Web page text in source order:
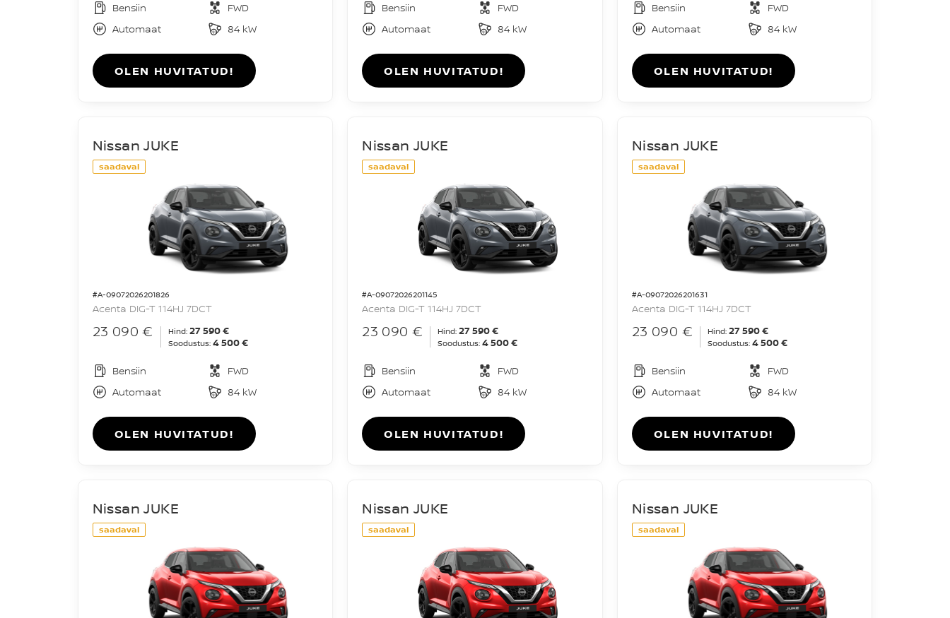
Bensiin
FWD
Automaat
84 kW
OLEN HUVITATUD!
Bensiin
FWD
Automaat
84 kW
OLEN HUVITATUD!
Bensiin
FWD
Automaat
84 kW
OLEN HUVITATUD!
saadaval
#A-09072026201826
Nissan JUKE
Acenta DIG-T 114HJ 7DCT
23 090 € Hind: 27 590 €
Soodustus: 4 500 €
Bensiin
FWD
Automaat
84 kW
OLEN HUVITATUD!
saadaval
#A-09072026201145
Nissan JUKE
Acenta DIG-T 114HJ 7DCT
23 090 € Hind: 27 590 €
Soodustus: 4 500 €
Bensiin
FWD
Automaat
84 kW
OLEN HUVITATUD!
saadaval
#A-09072026201631
Nissan JUKE
Acenta DIG-T 114HJ 7DCT
23 090 € Hind: 27 590 €
Soodustus: 4 500 €
Bensiin
FWD
Automaat
84 kW
OLEN HUVITATUD!
saadaval
Nissan JUKE
saadaval
Nissan JUKE
saadaval
Nissan JUKE